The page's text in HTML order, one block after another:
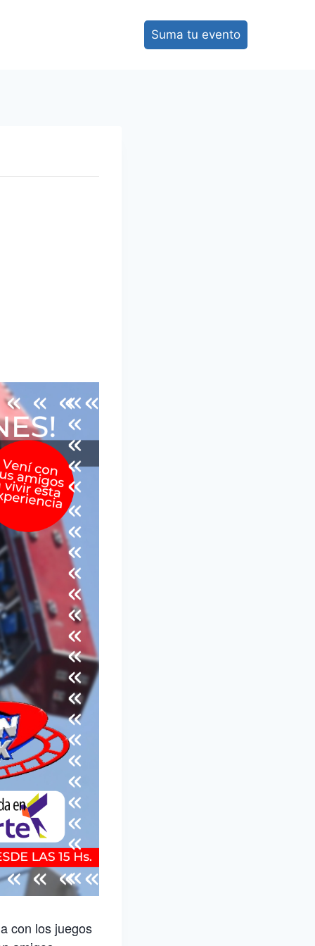
Suma tu evento
con los juegos